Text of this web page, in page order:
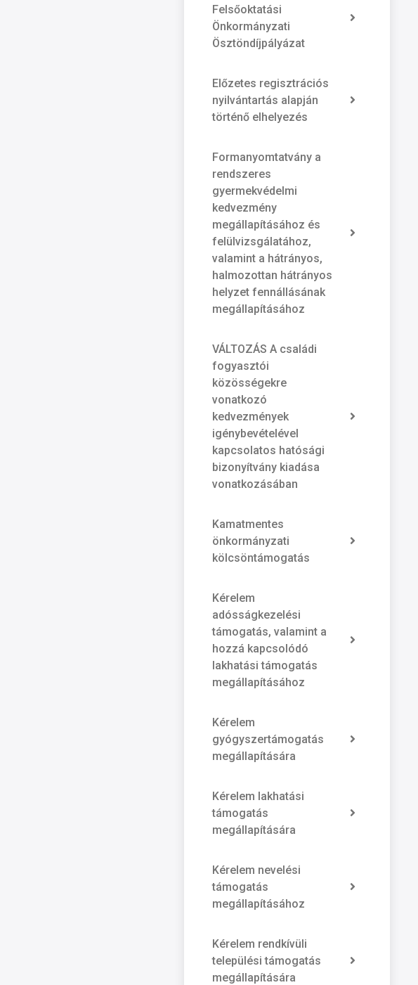
Felsőoktatási
Önkormányzati
Ösztöndíjpályázat
Előzetes regisztrációs
nyilvántartás alapján
történő elhelyezés
Formanyomtatvány a
rendszeres
gyermekvédelmi
kedvezmény
megállapításához és
felülvizsgálatához,
valamint a hátrányos,
halmozottan hátrányos
helyzet fennállásának
megállapításához
VÁLTOZÁS A családi
fogyasztói
közösségekre
vonatkozó
kedvezmények
igénybevételével
kapcsolatos hatósági
bizonyítvány kiadása
vonatkozásában
Kamatmentes
önkormányzati
kölcsöntámogatás
Kérelem
adósságkezelési
támogatás, valamint a
hozzá kapcsolódó
lakhatási támogatás
megállapításához
Kérelem
gyógyszertámogatás
megállapítására
Kérelem lakhatási
támogatás
megállapítására
Kérelem nevelési
támogatás
megállapításához
Kérelem rendkívüli
települési támogatás
megállapítására